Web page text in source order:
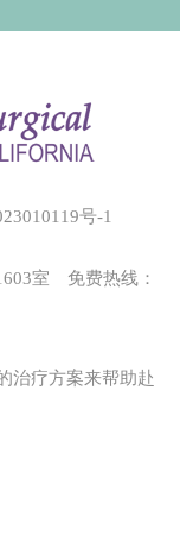
号-1
室 免费热线：
治疗方案来帮助赴